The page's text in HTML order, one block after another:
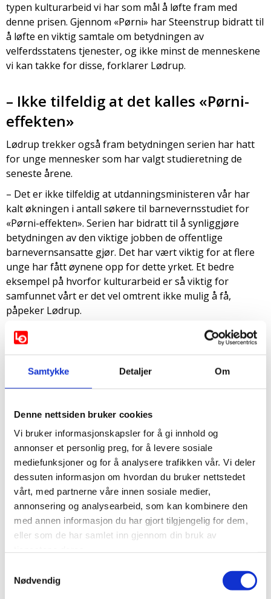
Samtykke Detaljer Om
Denne nettsiden bruker cookies
Vi bruker informasjonskapsler for å gi innhold og
annonser et personlig preg, for å levere sosiale
mediefunksjoner og for å analysere trafikken vår. Vi deler
dessuten informasjon om hvordan du bruker nettstedet
vårt, med partnerne våre innen sosiale medier,
annonsering og analysearbeid, som kan kombinere den
med annen informasjon du har gjort tilgjengelig for dem,
eller som de har samlet inn gjennom din bruk av
Nødvendig
typen kulturarbeid vi har som mål å løfte fram med
denne prisen. Gjennom «Pørni» har Steenstrup bidratt til
å løfte en viktig samtale om betydningen av
velferdsstatens tjenester, og ikke minst de menneskene
vi kan takke for disse, forklarer Lødrup.
– Ikke tilfeldig at det kalles «Pørni-
effekten»
Lødrup trekker også fram betydningen serien har hatt
for unge mennesker som har valgt studieretning de
seneste årene.
– Det er ikke tilfeldig at utdanningsministeren vår har
kalt økningen i antall søkere til barnevernsstudiet for
«Pørni-effekten». Serien har bidratt til å synliggjøre
betydningen av den viktige jobben de offentlige
barnevernsansatte gjør. Det har vært viktig for at flere
unge har fått øynene opp for dette yrket. Et bedre
eksempel på hvorfor kulturarbeid er så viktig for
samfunnet vårt er det vel omtrent ikke mulig å få,
påpeker Lødrup.
Mener kulturarbeid påvirker
samfunnsutviklingen
Dramatikerforbundet, som organiserer norske
som medlem i en årrekke. Forbundsleder Ellisiv Lindkvist
sitter også i juryen, og mener prisvinneren er et godt
eksempel på hvorfor medlemmene deres bidrar til
samfunnsutvikling:
– Barnevernsansatte er en yrkesgruppe som ofte får
mer kritikk enn ros. Det er en av grunnene til at vi mener
Steenstrups arbeid er et utrolig viktig bidrag til økt
forståelse og anerkjennelse av den viktige
samfunnsrollen denne yrkesgruppen har, sier
jurymedlem og forbundsleder i Dramatikerforbundet
– En av Dramatikerforbundets kjernesaker er å kjempe